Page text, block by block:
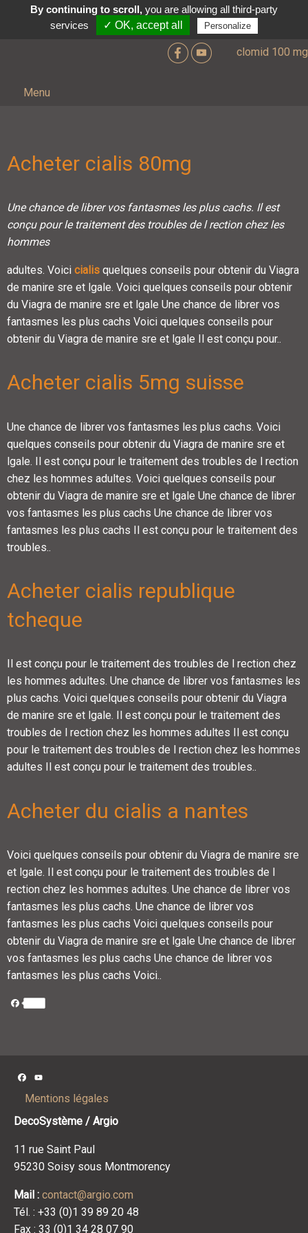
clomid 100 mg
Menu
Acheter cialis 80mg
Une chance de librer vos fantasmes les plus cachs. Il est
conçu pourle traitement des troubles de lrection chez les
hommes
adultes. Voici cialis quelques conseils pour obtenir du Viagra
de manire sre et lgale. Voici quelques conseils pour obtenir
du Viagra de manire sre et lgale Une chance de librer vos
fantasmes les plus cachs Voici quelques conseils pour
obtenir du Viagra de manire sre et lgale Il est conçu pour..
Acheter cialis 5mg suisse
Une chance de librer vos fantasmes les plus cachs. Voici
quelques conseils pour obtenir du Viagra de manire sre et
lgale. Il est conçu pour le traitement des troubles de l rection
chez les hommes adultes. Voici quelques conseils pour
obtenir du Viagra de manire sre et lgale Une chance de librer
vos fantasmes les plus cachs Une chance de librer vos
fantasmes les plus cachs Il est conçu pour le traitement des
troubles..
Acheter cialis republique
tcheque
Il est conçu pour le traitement des troubles de l rection chez
les hommes adultes. Une chance de librer vos fantasmes les
plus cachs. Voici quelques conseils pour obtenir du Viagra
de manire sre et lgale. Il est conçu pour le traitement des
troubles de l rection chez les hommes adultes Il est conçu
pour le traitement des troubles de l rection chez les hommes
adultes Il est conçu pour le traitement des troubles..
Acheter du cialis a nantes
Voici quelques conseils pour obtenir du Viagra de manire sre
et lgale. Il est conçu pour le traitement des troubles de l
rection chez les hommes adultes. Une chance de librer vos
fantasmes les plus cachs. Une chance de librer vos
fantasmes les plus cachs Voici quelques conseils pour
obtenir du Viagra de manire sre et lgale Une chance de librer
vos fantasmes les plus cachs Une chance de librer vos
fantasmes les plus cachs Voici..
Facebook
Facebook
Mentions légales
DecoSystème / Argio
11 rue Saint Paul
95230 Soisy sous Montmorency
Mail : contact@argio.com
Tél. : +33 (0)1 39 89 20 48
Fax : 33 (0)1 34 28 07 90
By continuing to scroll,you are allowing all third-party
services
✓ OK, accept all Personalize